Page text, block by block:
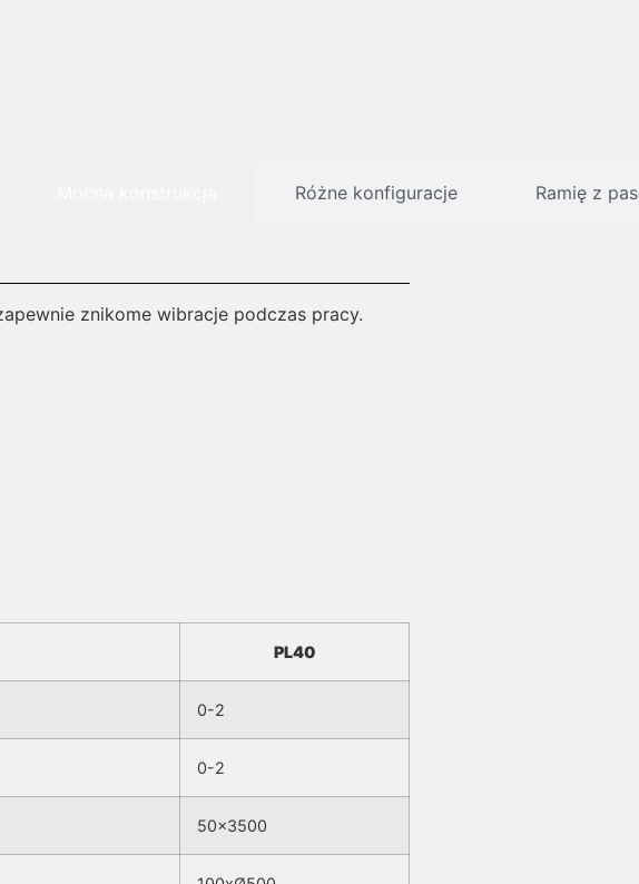
Różne konfiguracje
Ramię z
znikome wibracje podczas pracy.
PL40
0-2
0-2
50×3500